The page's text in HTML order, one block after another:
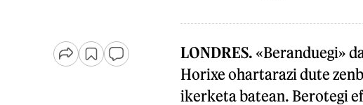
LONDRES. «Beranduegi»
Horixe ohartarazi dute
ikerketa batean. Berotegi